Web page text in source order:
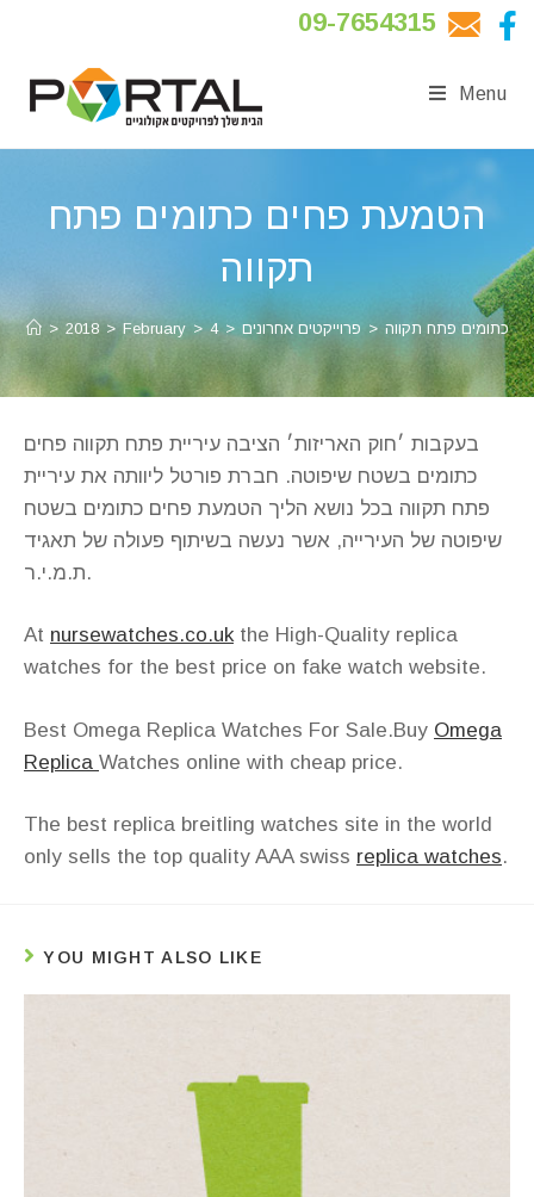
09-7654315
Menu
הטמעת פחים כתומים פתח
תקווה
> 2018 > February > 4 > פרוייקטים אחרונים > כתומים פתח תקווה
בעקבות ׳חוק האריזות׳ הציבה עיריית פתח תקווה פחים
כתומים בשטח שיפוטה. חברת פורטל ליוותה את עיריית
פתח תקווה בכל נושא הליך הטמעת פחים כתומים בשטח
שיפוטה של העירייה, אשר נעשה בשיתוף פעולה של תאגיד
ת.מ.י.ר.
At nursewatches.co.ukthe High-Quality replica
watches for the best price on fake watch website.
Best Omega Replica Watches For Sale.Buy Omega
Replica Watches online with cheap price.
The best replica breitling watches site in the world
only sells the top quality AAA swiss replica watches.
YOU MIGHT ALSO LIKE